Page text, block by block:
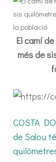
El camí
més de
COSTA
de Salou